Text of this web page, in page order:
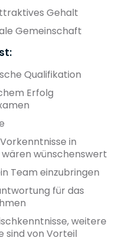
Gehalt
Gemeinschaft
Qualifikation
Erfolg
in
wünschenswert
Team einzubringen
für das
weitere
sind von Vorteil